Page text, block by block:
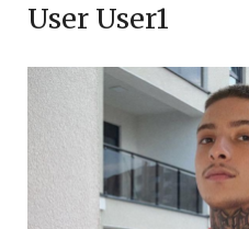
User User1